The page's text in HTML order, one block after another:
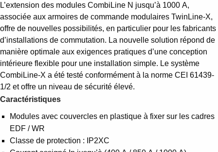
L’extension des modules CombiLine N jusqu’à 1000 A,
associée aux armoires de commande modulaires TwinLine-X,
offre de nouvelles possibilités, en particulier pour les fabricants
d’installations de commutation. La nouvelle solution répond de
manière optimale aux exigences pratiques d’une conception
intérieure flexible pour une installation simple. Le système
CombiLine-X a été testé conformément à la norme CEI 61439-
1/2 et offre un niveau de sécurité élevé.
Caractéristiques
Modules avec couvercles en plastique à fixer sur les cadres
EDF / WR
Classe de protection : IP2XC